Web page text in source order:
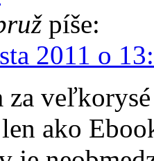
píše:
2011 o
za
len ako